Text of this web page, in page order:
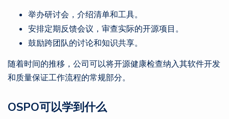
举办研讨会，介绍清单和工具。
安排定期反馈会议，审查实际的开源项目。
鼓励跨团队的讨论和知识共享。
随着时间的推移，公司可以将开源健康检查纳入其软件开发
和质量保证工作流程的常规部分。
OSPO可以学到什么